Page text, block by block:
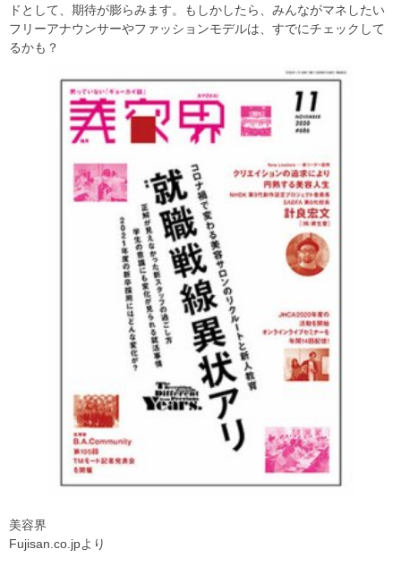
ドとして、期待が膨らみます。もしかしたら、みんながマネしたい
フリーアナウンサーやファッションモデルは、すでにチェックして
るかも？
美容界
Fujisan.co.jpより